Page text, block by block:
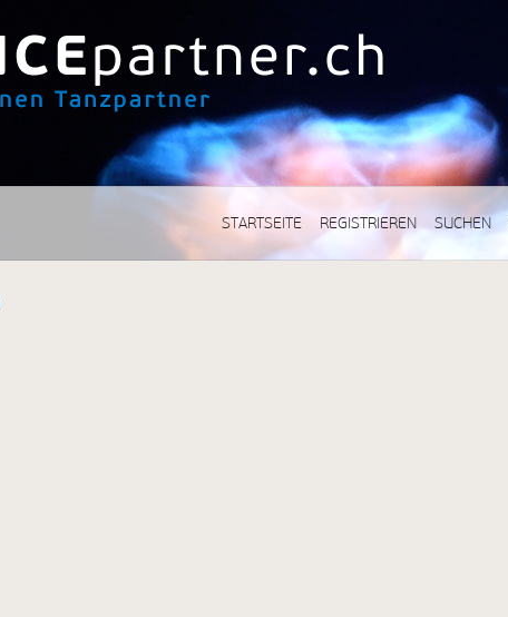
STARTSEITE REGISTRIEREN SUCHEN